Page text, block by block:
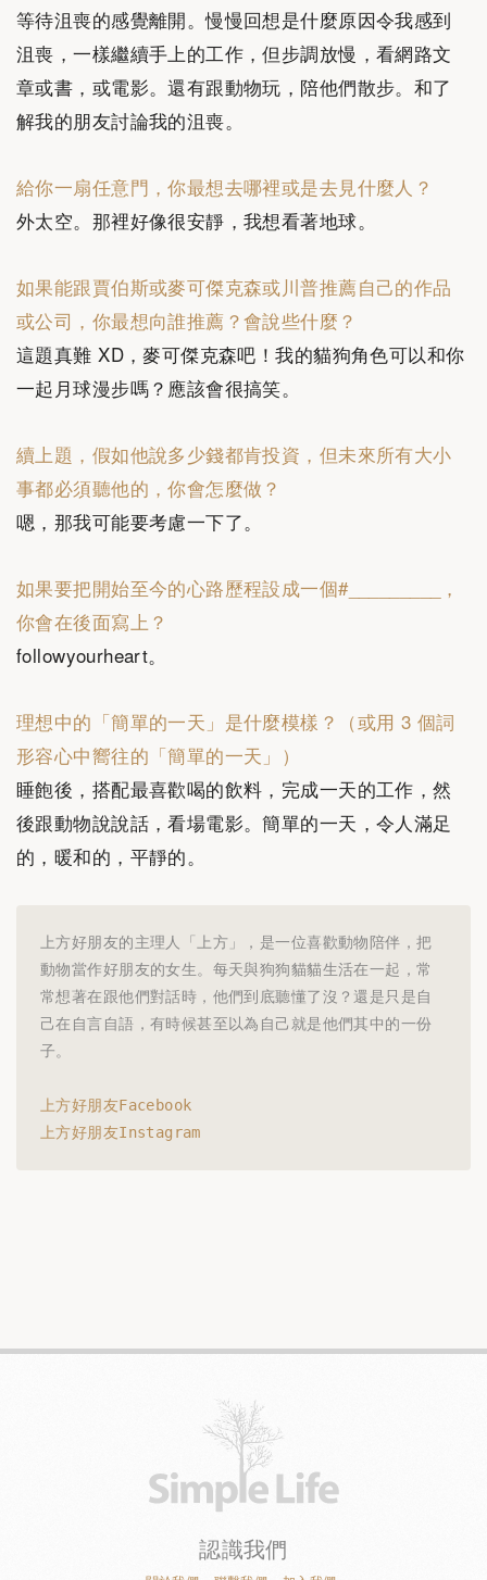
等待沮喪的感覺離開。慢慢回想是什麼原因令我感到
沮喪，一樣繼續手上的工作，但步調放慢，看網路文
章或書，或電影。還有跟動物玩，陪他們散步。和了
解我的朋友討論我的沮喪。
給你一扇任意門，你最想去哪裡或是去見什麼人？
外太空。那裡好像很安靜，我想看著地球。
如果能跟賈伯斯或麥可傑克森或川普推薦自己的作品
或公司，你最想向誰推薦？會說些什麼？
這題真難 XD，麥可傑克森吧！我的貓狗角色可以和你
一起月球漫步嗎？應該會很搞笑。
續上題，假如他說多少錢都肯投資，但未來所有大小
事都必須聽他的，你會怎麼做？
嗯，那我可能要考慮一下了。
如果要把開始至今的心路歷程設成一個‭#_________‬，
你會在後面寫上？
followyourheart。
理想中的「簡單的一天」是什麼模樣？（或用‭ ‬3‭ ‬個詞
形容心中嚮往的「簡單的一天」）
睡飽後，搭配最喜歡喝的飲料，完成一天的工作，然
後跟動物說說話，看場電影。簡單的一天，令人滿足
的，暖和的，平靜的。
上方好朋友的主理人「上方」，是一位喜歡動物陪伴，把
動物當作好朋友的女生。每天與狗狗貓貓生活在一起，常
常想著在跟他們對話時，他們到底聽懂了沒？還是只是自
己在自言自語，有時候甚至以為自己就是他們其中的一份
子。
上方好朋友Facebook
上方好朋友Instagram
認識我們